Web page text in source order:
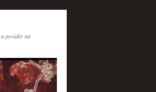
povídky na